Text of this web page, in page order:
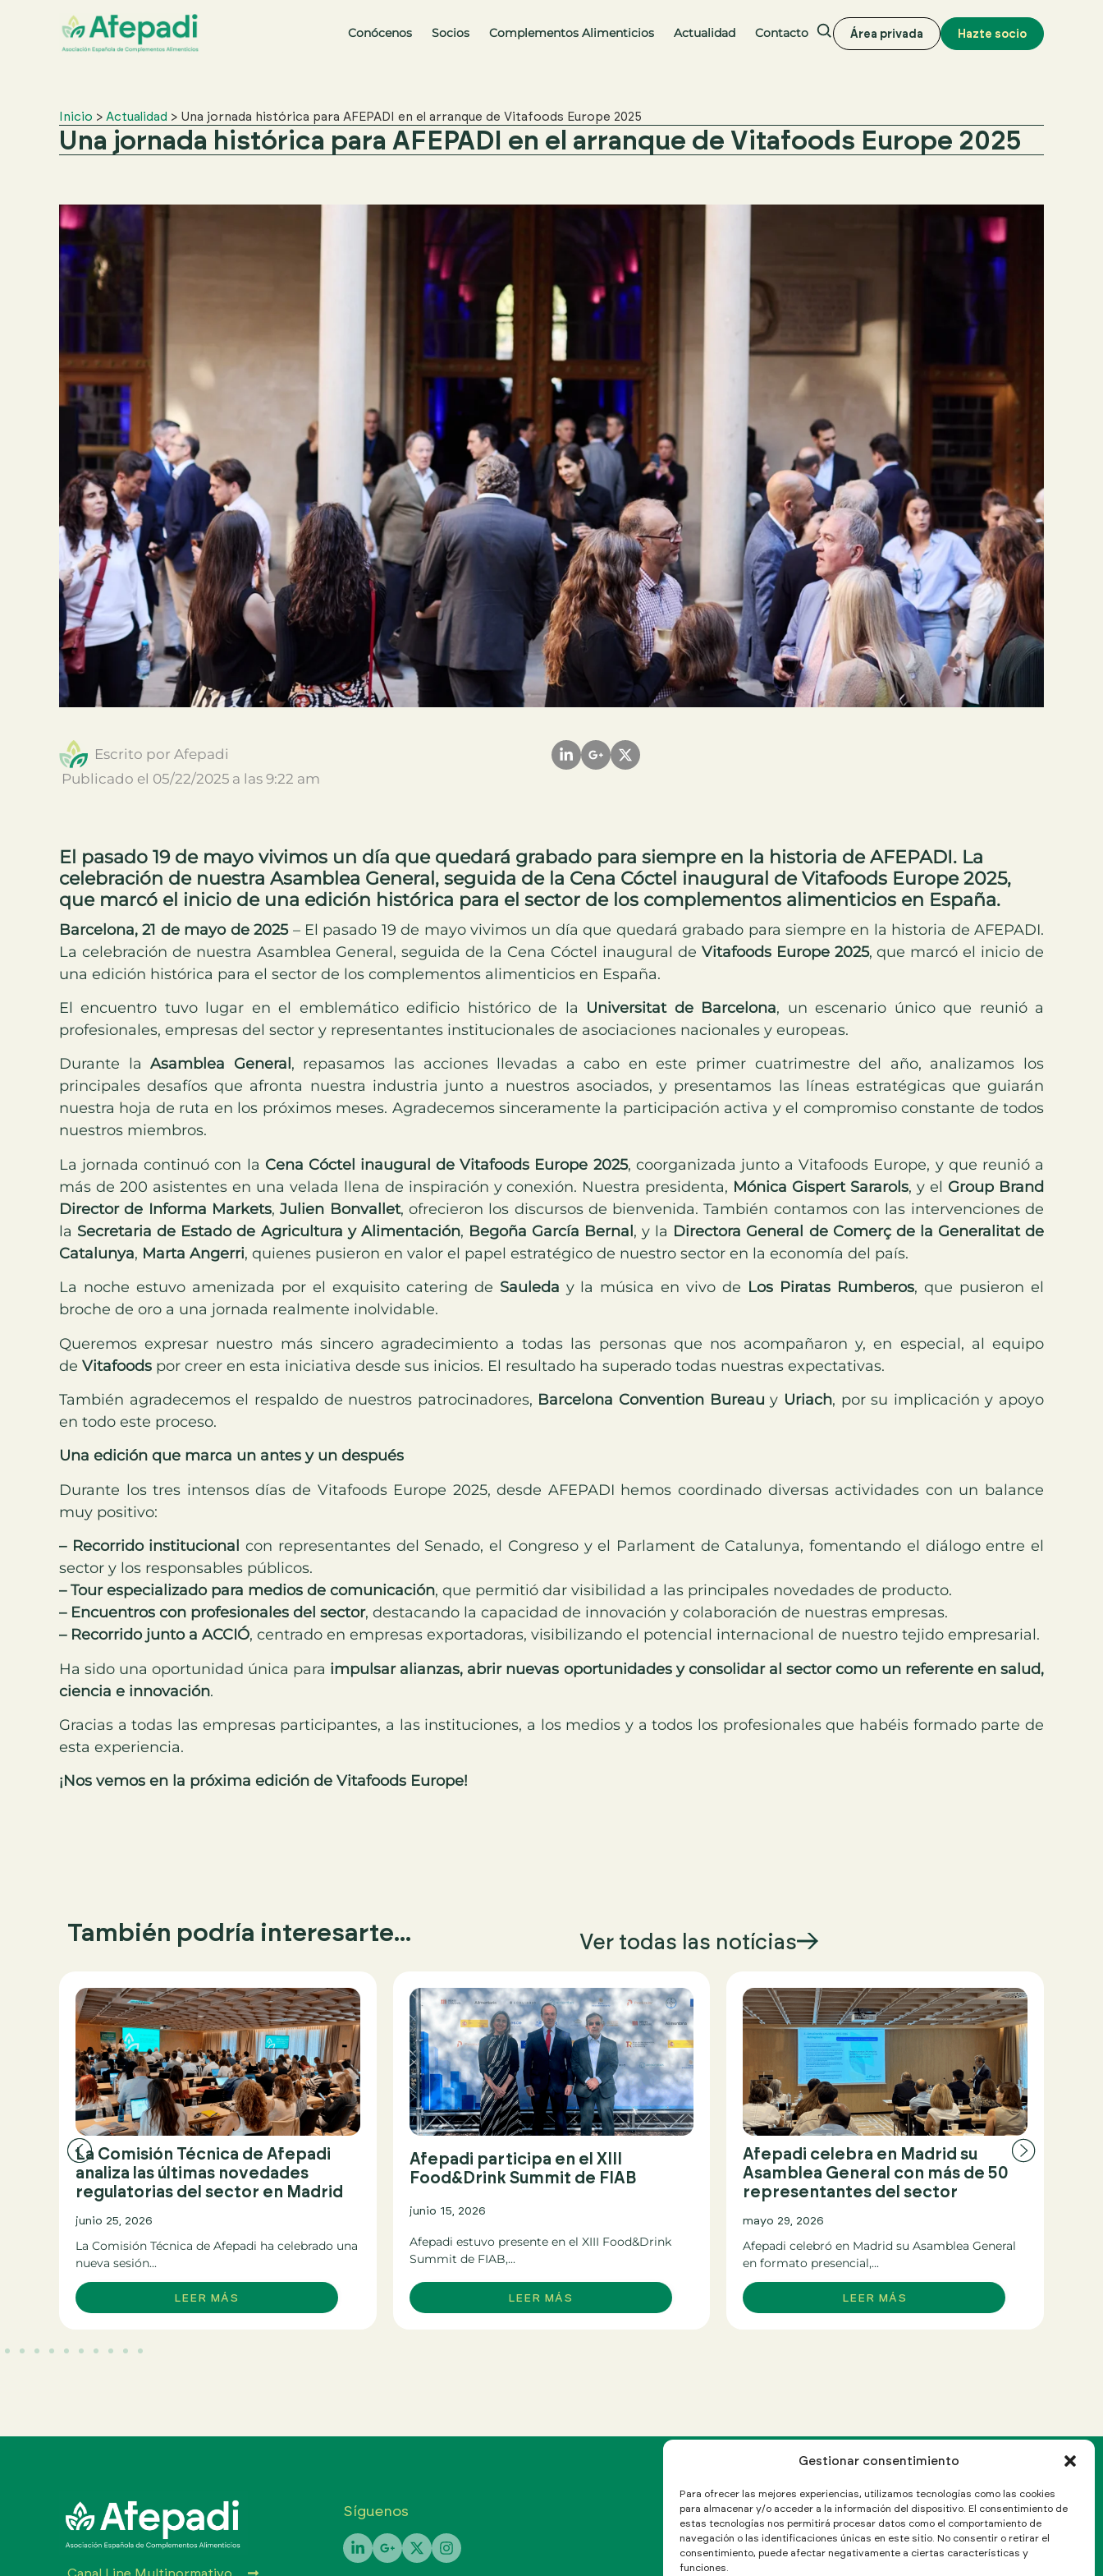
Gestionar consentimiento
Para ofrecer las mejores experiencias, utilizamos tecnologías como las cookies
para almacenar y/o acceder a la información del dispositivo. El consentimiento de
estas tecnologías nos permitirá procesar datos como el comportamiento de
navegación o las identificaciones únicas en este sitio. No consentir o retirar el
consentimiento, puede afectar negativamente a ciertas características y
funciones.
Conócenos Socios Complementos Alimenticios Actualidad Contacto BuscarÁrea privada Hazte socio
Inicio > Actualidad > Una jornada histórica para AFEPADI en el arranque de Vitafoods Europe 2025
Una jornada histórica para AFEPADI en el arranque de Vitafoods Europe 2025
Escrito por Afepadi
Publicado el 05/22/2025 a las 9:22 am
El pasado 19 de mayo vivimos un día que quedará grabado para siempre en la historia de AFEPADI. La
celebración de nuestra Asamblea General, seguida de la Cena Cóctel inaugural de Vitafoods Europe 2025,
que marcó el inicio de una edición histórica para el sector de los complementos alimenticios en España.
Barcelona, 21 de mayo de 2025– El pasado 19 de mayo vivimos un día que quedará grabado para siempre en la historia de AFEPADI.
La celebración de nuestra Asamblea General, seguida de la Cena Cóctel inaugural de Vitafoods Europe 2025, que marcó el inicio de
una edición histórica para el sector de los complementos alimenticios en España.
El encuentro tuvo lugar en el emblemático edificio histórico de la Universitat de Barcelona, un escenario único que reunió a
profesionales, empresas del sector y representantes institucionales de asociaciones nacionales y europeas.
Durante laAsamblea General, repasamos las acciones llevadas a cabo en este primer cuatrimestre del año, analizamos los
principales desafíos que afronta nuestra industria junto a nuestros asociados, y presentamos las líneas estratégicas que guiarán
nuestra hoja de ruta en los próximos meses. Agradecemos sinceramente la participación activa y el compromiso constante de todos
nuestros miembros.
La jornada continuó con la Cena Cóctel inaugural de Vitafoods Europe 2025, coorganizada junto a Vitafoods Europe, y que reunió a
más de 200 asistentes en una velada llena de inspiración y conexión. Nuestra presidenta, Mónica Gispert Sararols, y el Group Brand
Director de Informa Markets,Julien Bonvallet, ofrecieron los discursos de bienvenida. También contamos con las intervenciones de
la Secretaria de Estado de Agricultura y Alimentación, Begoña García Bernal , y la Directora General de Comerç de la Generalitat de
Catalunya, Marta Angerri, quienes pusieron en valor el papel estratégico de nuestro sector en la economía del país.
La noche estuvo amenizada por el exquisito catering de Sauleda y la música en vivo de Los Piratas Rumberos, que pusieron el
broche de oro a una jornada realmente inolvidable.
Queremos expresar nuestro más sincero agradecimiento a todas las personas que nos acompañaron y, en especial, al equipo
de Vitafoods por creer en esta iniciativa desde sus inicios. El resultado ha superado todas nuestras expectativas.
También agradecemos el respaldo de nuestros patrocinadores, Barcelona Convention Bureau y Uriach, por su implicación y apoyo
en todo este proceso.
Una edición que marca un antes y un después
Durante los tres intensos días de Vitafoods Europe 2025, desde AFEPADI hemos coordinado diversas actividades con un balance
muy positivo:
– Recorrido institucional con representantes del Senado, el Congreso y el Parlament de Catalunya, fomentando el diálogo entre el
sector y los responsables públicos.
– Tour especializado para medios de comunicación, que permitió dar visibilidad a las principales novedades de producto.
– Encuentros con profesionales del sector, destacando la capacidad de innovación y colaboración de nuestras empresas.
– Recorrido junto a ACCIÓ, centrado en empresas exportadoras, visibilizando el potencial internacional de nuestro tejido empresarial.
Ha sido una oportunidad única para impulsar alianzas, abrir nuevas oportunidades y consolidar al sector como un referente en salud,
ciencia e innovación.
Gracias a todas las empresas participantes, a las instituciones, a los medios y a todos los profesionales que habéis formado parte de
esta experiencia.
¡Nos vemos en la próxima edición de Vitafoods Europe!
También podría interesarte... Ver todas las notícias
La Comisión Técnica de Afepadi
analiza las últimas novedades
regulatorias del sector en Madrid
junio 25, 2026
La Comisión Técnica de Afepadi ha celebrado una
nueva sesión...
LEER MÁS
Afepadi participa en el XIII
Food&Drink Summit de FIAB
junio 15, 2026
Afepadi estuvo presente en el XIII Food&Drink
Summit de FIAB,...
LEER MÁS
Afepadi celebra en Madrid su
Asamblea General con más de 50
representantes del sector
mayo 29, 2026
Afepadi celebró en Madrid su Asamblea General
en formato presencial,...
LEER MÁS
Síguenos
C/ Aragón 208, Ático 4º
08011 Barcelona, España
Cómo llegar
T: (+34) 934 513 155